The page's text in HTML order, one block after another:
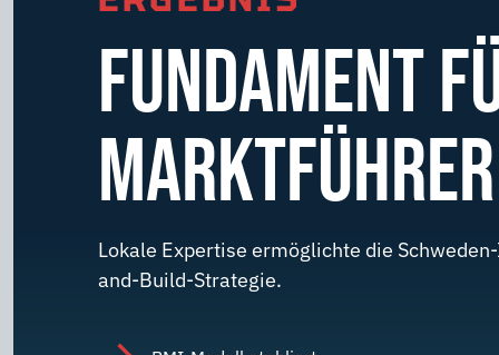
FUNDAMENT
Lokale Expertise ermöglichte die
and-Build-Strategie.